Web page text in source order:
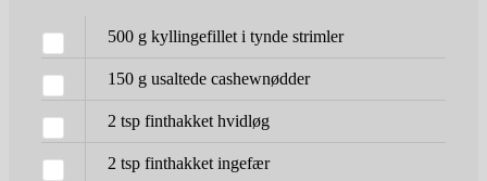
500 g kyllingefillet i tynde strimler
150 g usaltede cashewnødder
2 tsp finthakket hvidløg
2 tsp finthakket ingefær